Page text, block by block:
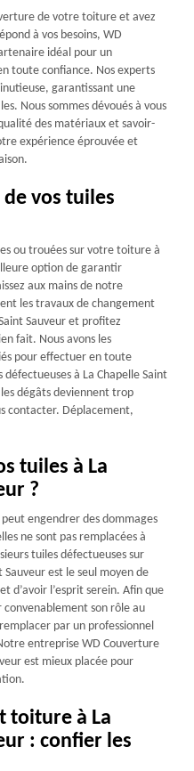
de votre toiture et avez
à vos besoins, WD
idéal pour un
toute confiance. Nos experts
garantissant une
Nous sommes dévoués à vous
des matériaux et savoir-
expérience éprouvée et
vos tuiles
ou trouées sur votre toiture à
option de garantir
aux mains de notre
les travaux de changement
Sauveur et profitez
fait. Nous avons les
pour effectuer en toute
à La Chapelle Saint
dégâts deviennent trop
contacter. Déplacement,
tuiles à La
?
engendrer des dommages
ne sont pas remplacées à
tuiles défectueuses sur
est le seul moyen de
d’avoir l’esprit serein. Afin que
son rôle au
par un professionnel
entreprise WD Couverture
est mieux placée pour
toiture à La
: confier les